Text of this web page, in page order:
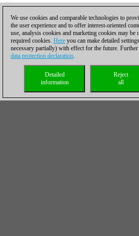
We use cookies and comparable technologies to
the user experience and to offer interest-oriented
use, analysis cookies and marketing cookies may
required cookies. Here you can make detailed
necessary partially) with effect for the future.
data protection declaration.
Reject
all
Detailed
information